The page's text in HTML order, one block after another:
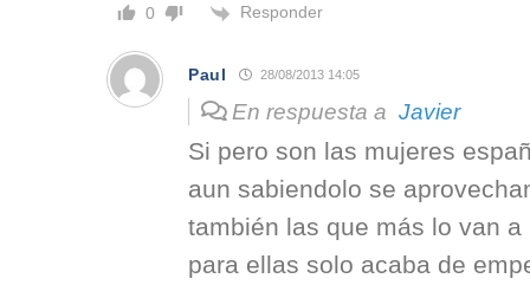
0 Responder
Paul 28/08/2013 14:05
En respuesta a Javier
Si pero son las mujeres
aun sabiendolo se
también las que más lo van
para ellas solo acaba de